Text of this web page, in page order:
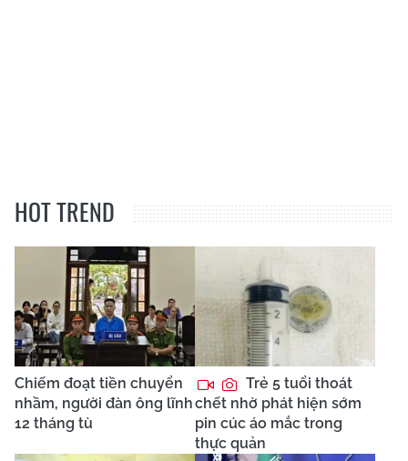
HOT TREND
Chiếm đoạt tiền chuyển
nhầm, người đàn ông lĩnh
12 tháng tù
Trẻ 5 tuổi thoát
chết nhờ phát hiện sớm
pin cúc áo mắc trong
thực quản